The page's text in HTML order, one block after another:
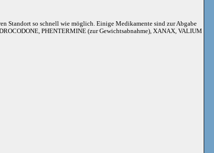
Standort so schnell wie möglich. Einige Medikamente sind zur Abgabe
PHENTERMINE (zur Gewichtsabnahme), XANAX, VALIUM